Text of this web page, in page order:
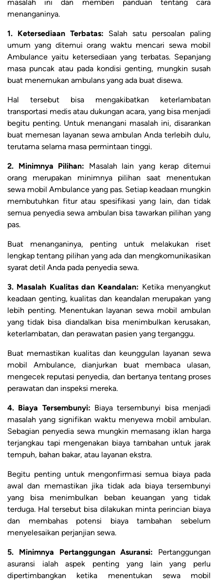
masalah ini dan memberi panduan tentang cara
menanganinya.
1. Ketersediaan Terbatas: Salah satu persoalan paling
umum yang ditemui orang waktu mencari sewa mobil
Ambulance yaitu ketersediaan yang terbatas. Sepanjang
masa puncak atau pada kondisi genting, mungkin susah
buat menemukan ambulans yang ada buat disewa.
Hal tersebut bisa mengakibatkan keterlambatan
transportasi medis atau dukungan acara, yang bisa menjadi
begitu penting. Untuk menangani masalah ini, disarankan
buat memesan layanan sewa ambulan Anda terlebih dulu,
terutama selama masa permintaan tinggi.
2. Minimnya Pilihan: Masalah lain yang kerap ditemui
orang merupakan minimnya pilihan saat menentukan
sewa mobil Ambulance yang pas. Setiap keadaan mungkin
membutuhkan fitur atau spesifikasi yang lain, dan tidak
semua penyedia sewa ambulan bisa tawarkan pilihan yang
pas.
Buat menanganinya, penting untuk melakukan riset
lengkap tentang pilihan yang ada dan mengkomunikasikan
syarat detil Anda pada penyedia sewa.
3. Masalah Kualitas dan Keandalan: Ketika menyangkut
keadaan genting, kualitas dan keandalan merupakan yang
lebih penting. Menentukan layanan sewa mobil ambulan
yang tidak bisa diandalkan bisa menimbulkan kerusakan,
keterlambatan, dan perawatan pasien yang terganggu.
Buat memastikan kualitas dan keunggulan layanan sewa
mobil Ambulance, dianjurkan buat membaca ulasan,
mengecek reputasi penyedia, dan bertanya tentang proses
perawatan dan inspeksi mereka.
4. Biaya Tersembunyi: Biaya tersembunyi bisa menjadi
masalah yang signifikan waktu menyewa mobil ambulan.
Sebagian penyedia sewa mungkin memasang iklan harga
terjangkau tapi mengenakan biaya tambahan untuk jarak
tempuh, bahan bakar, atau layanan ekstra.
Begitu penting untuk mengonfirmasi semua biaya pada
awal dan memastikan jika tidak ada biaya tersembunyi
yang bisa menimbulkan beban keuangan yang tidak
terduga. Hal tersebut bisa dilakukan minta perincian biaya
dan membahas potensi biaya tambahan sebelum
menyelesaikan perjanjian sewa.
5. Minimnya Pertanggungan Asuransi: Pertanggungan
asuransi ialah aspek penting yang lain yang perlu
dipertimbangkan ketika menentukan sewa mobil